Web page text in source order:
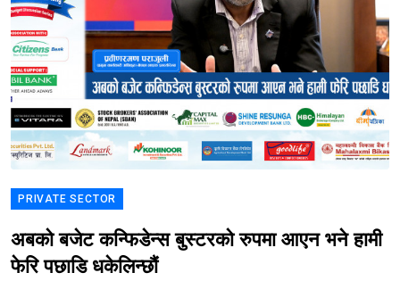
PRIVATE SECTOR
अबको बजेट कन्फिडेन्स बुस्टरको रुपमा आएन भने हामी
फेरि पछाडि धकेलिन्छौं